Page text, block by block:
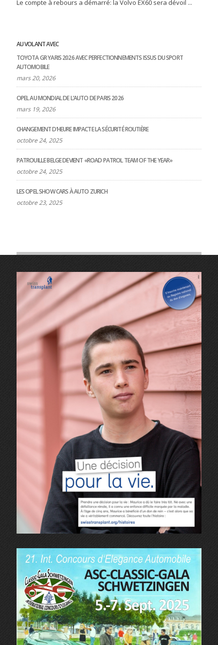
Le compte à rebours a démarré: la Volvo EX60 sera dévoil ...
AU VOLANT AVEC
TOYOTA GR YARIS 2026 AVEC PERFECTIONNEMENTS ISSUS DU SPORT
AUTOMOBILE
mars 20, 2026
OPEL AU MONDIAL DE L’AUTO DE PARIS 2026
mars 19, 2026
CHANGEMENT D’HEURE IMPACTE LA SÉCURITÉ ROUTIÈRE
octobre 24, 2025
PATROUILLE BELGE DEVIENT «ROAD PATROL TEAM OF THE YEAR»
octobre 24, 2025
LES OPEL SHOW CARS À AUTO ZURICH
octobre 23, 2025